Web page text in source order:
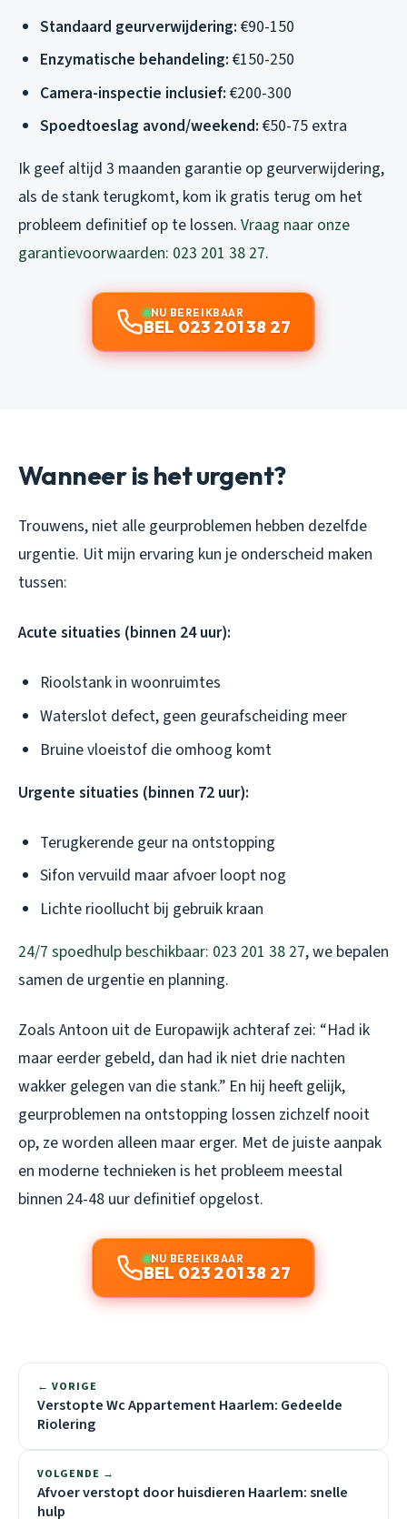
Standaard geurverwijdering: €90-150
Enzymatische behandeling: €150-250
Camera-inspectie inclusief: €200-300
Spoedtoeslag avond/weekend: €50-75 extra
Ik geef altijd 3 maanden garantie op geurverwijdering,
als de stank terugkomt, kom ik gratis terug om het
probleem definitief op te lossen. Vraag naar onze
garantievoorwaarden: 023 201 38 27.
NU BEREIKBAAR
BEL 023 201 38 27
Wanneer is het urgent?
Trouwens, niet alle geurproblemen hebben dezelfde
urgentie. Uit mijn ervaring kun je onderscheid maken
tussen:
Acute situaties (binnen 24 uur):
Rioolstank in woonruimtes
Waterslot defect, geen geurafscheiding meer
Bruine vloeistof die omhoog komt
Urgente situaties (binnen 72 uur):
Terugkerende geur na ontstopping
Sifon vervuild maar afvoer loopt nog
Lichte rioollucht bij gebruik kraan
24/7 spoedhulp beschikbaar: 023 201 38 27, we bepalen
samen de urgentie en planning.
Zoals Antoon uit de Europawijk achteraf zei: “Had ik
maar eerder gebeld, dan had ik niet drie nachten
wakker gelegen van die stank.” En hij heeft gelijk,
geurproblemen na ontstopping lossen zichzelf nooit
op, ze worden alleen maar erger. Met de juiste aanpak
en moderne technieken is het probleem meestal
binnen 24-48 uur definitief opgelost.
NU BEREIKBAAR
BEL 023 201 38 27
← VORIGE
Verstopte Wc Appartement Haarlem: Gedeelde
Riolering
VOLGENDE →
Afvoer verstopt door huisdieren Haarlem: snelle
hulp